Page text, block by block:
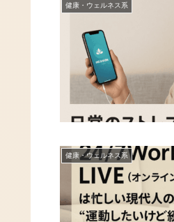
健康・ウェルネス系
健康・ウェルネス系